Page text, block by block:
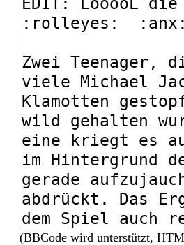
(BBCode wird unterstützt,